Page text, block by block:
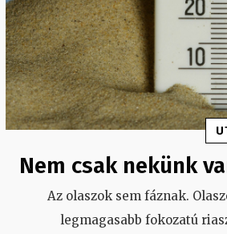
Nem csak nekünk
Az olaszok sem fáznak.
legmagasabb fokozatú